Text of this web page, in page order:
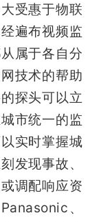
受惠于物联
遍布视频监
属于各自分
技术的帮助
探头可以立
市统一的监
实时掌握城
发现事故、
调配响应资
、